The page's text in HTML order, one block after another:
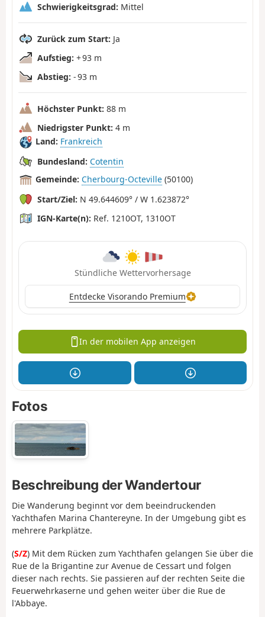
Schwierigkeitsgrad: Mittel
Zurück zum Start: Ja
Aufstieg: + 93 m
Abstieg: - 93 m
Höchster Punkt: 88 m
Niedrigster Punkt: 4 m
Land: Frankreich
Bundesland: Cotentin
Gemeinde: Cherbourg-Octeville (50100)
Start/Ziel: N 49.644609° / W 1.623872°
IGN-Karte(n): Ref. 1210OT, 1310OT
Stündliche Wettervorhersage
Entdecke Visorando Premium
In der mobilen App anzeigen
Fotos
Beschreibung der Wandertour
Die Wanderung beginnt vor dem beeindruckenden
Yachthafen Marina Chantereyne. In der Umgebung gibt es
mehrere Parkplätze.
(S/Z) Mit dem Rücken zum Yachthafen gelangen Sie über die
Rue de la Brigantine zur Avenue de Cessart und folgen
dieser nach rechts. Sie passieren auf der rechten Seite die
Feuerwehrkaserne und gehen weiter über die Rue de
l'Abbaye.